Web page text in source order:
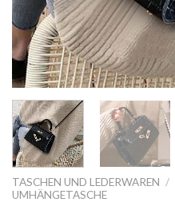
TASCHEN UND LEDERWAREN /
UMHÄNGETASCHE